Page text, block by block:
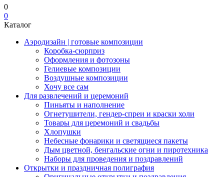
0
0
Каталог
Аэродизайн | готовые композиции
Коробка-сюрприз
Оформления и фотозоны
Гелиевые композиции
Воздушные композиции
Хочу все сам
Для развлечений и церемоний
Пиньяты и наполнение
Огнетушители, гендер-спреи и краски холи
Товары для церемоний и свадьбы
Хлопушки
Небесные фонарики и светящиеся пакеты
Дым цветной, бенгальские огни и пиротехника
Наборы для проведения и поздравлений
Открытки и праздничная полиграфия